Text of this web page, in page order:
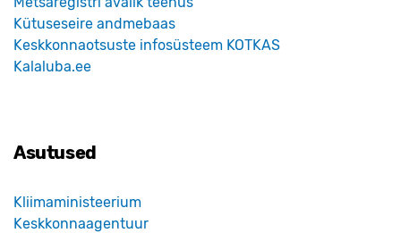
Kütuseseire andmebaas
Keskkonnaotsuste infosüsteem KOTKAS
Kalaluba.ee
Asutused
Kliimaministeerium
Keskkonnaagentuur